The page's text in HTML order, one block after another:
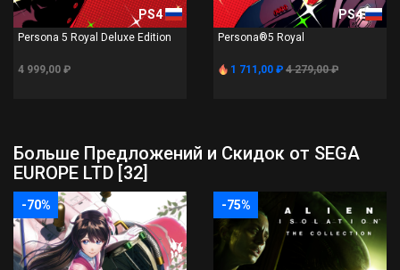
PS4
Persona 5 Royal Deluxe Edition
4 999,00 ₽
PS4
Persona®5 Royal
1 711,00 ₽ 4 279,00 ₽
Больше Предложений и Скидок от SEGA
EUROPE LTD [32]
-70% -75%